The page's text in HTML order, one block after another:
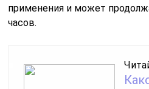
применения и может
часов.